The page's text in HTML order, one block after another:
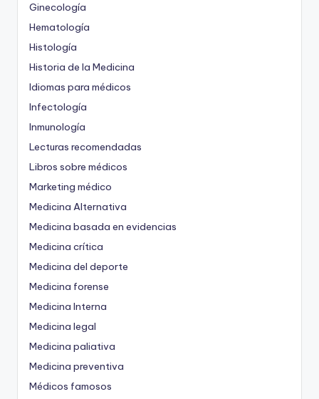
Ginecología
Hematología
Histología
Historia de la Medicina
Idiomas para médicos
Infectología
Inmunología
Lecturas recomendadas
Libros sobre médicos
Marketing médico
Medicina Alternativa
Medicina basada en evidencias
Medicina crítica
Medicina del deporte
Medicina forense
Medicina Interna
Medicina legal
Medicina paliativa
Medicina preventiva
Médicos famosos